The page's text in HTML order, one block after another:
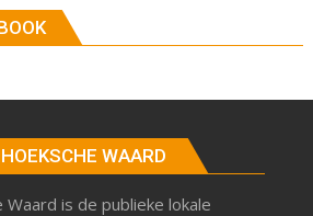
WAARD
is de publieke lokale